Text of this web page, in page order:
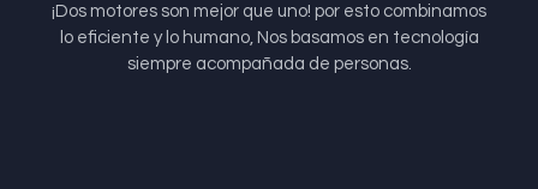
¡Dos motores son mejor que uno! por esto combinamos
lo eficiente y lo humano, Nos basamos en tecnología
siempre acompañada de personas.